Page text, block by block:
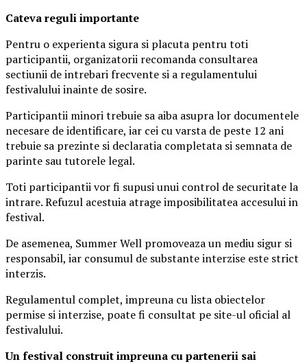
Cateva reguli importante
Pentru o experienta sigura si placuta pentru toti
participantii, organizatorii recomanda consultarea
sectiunii de intrebari frecvente si a regulamentului
festivalului inainte de sosire.
Participantii minori trebuie sa aiba asupra lor documentele
necesare de identificare, iar cei cu varsta de peste 12 ani
trebuie sa prezinte si declaratia completata si semnata de
parinte sau tutorele legal.
Toti participantii vor fi supusi unui control de securitate la
intrare. Refuzul acestuia atrage imposibilitatea accesului in
festival.
De asemenea, Summer Well promoveaza un mediu sigur si
responsabil, iar consumul de substante interzise este strict
interzis.
Regulamentul complet, impreuna cu lista obiectelor
permise si interzise, poate fi consultat pe site-ul oficial al
festivalului.
Un festival construitimpreuna cu partenerii sai